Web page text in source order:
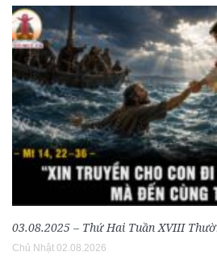
03.08.2025 – Thứ Hai Tuần XVIII
Chủ Nhật 02.08.2026